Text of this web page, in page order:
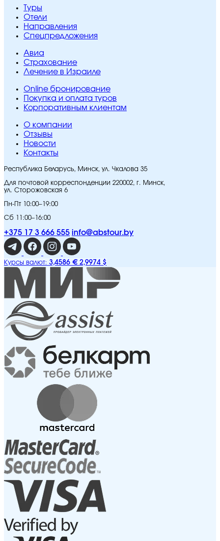
Туры
Отели
Направления
Спецпредложения
Авиа
Страхование
Лечение в Израиле
Online бронирование
Покупка и оплата туров
Корпоративным клиентам
O компании
Отзывы
Новости
Контакты
Республика Беларусь, Минск, ул. Чкалова 35
Для почтовой корреспонденции 220002, г. Минск,
ул. Сторожовская 6
Пн-Пт 10:00–19:00
Сб 11:00–16:00
+375 17 3 666 555 info@abstour.by
Курсы валют: 3,4586 € 2,9974 $